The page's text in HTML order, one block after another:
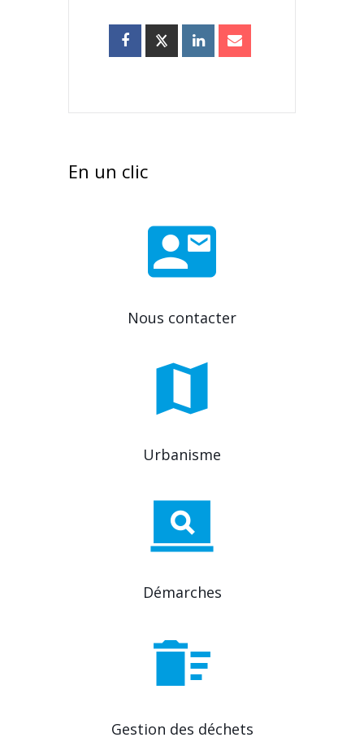
En un clic
Nous contacter
Urbanisme
Démarches
Gestion des déchets